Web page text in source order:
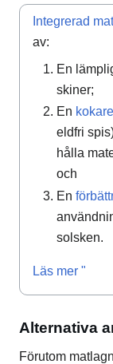
Integrerad
av:
En
skiner;
En
eldfri
hålla
och
En
solsken.
Läs mer "
Alternativa
Förutom